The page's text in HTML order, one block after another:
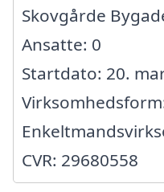
Skovgårde
Ansatte: 0
Startdato: 20.
CVR: 29680558